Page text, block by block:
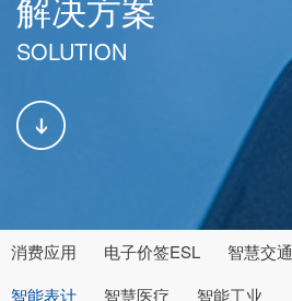
SOLUTION
消费应用 电子价签ESL 智慧交通
智能表计
智慧医疗 智能工业